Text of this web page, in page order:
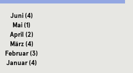
Juni(4)
Mai(1)
April (2)
März(4)
Februar(3)
Januar(4)